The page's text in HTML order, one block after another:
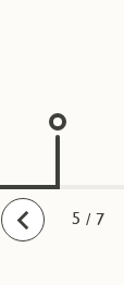
Bakover 1
2
3
4
5
6
7 / 7